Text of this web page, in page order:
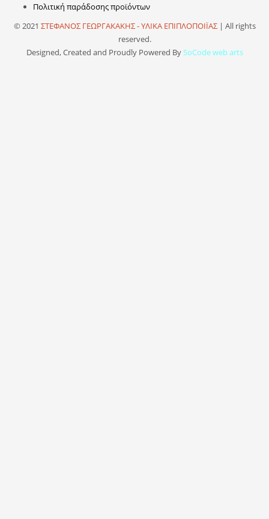
Πολιτική παράδοσης προϊόντων
© 2021 ΣΤΕΦΑΝΟΣ ΓΕΩΡΓΑΚΑΚΗΣ - ΥΛΙΚΑ ΕΠΙΠΛΟΠΟΙΪΑΣ| All rights
reserved.
Designed, Created and Proudly Powered By SoCode web arts